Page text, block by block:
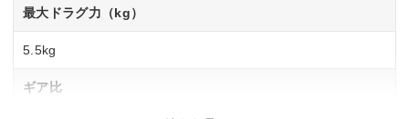
最大ドラグ力（kg）
5.5kg
ギア比